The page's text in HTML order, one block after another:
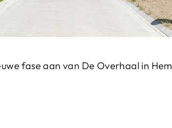
fase aan van De Overhaal in Hem